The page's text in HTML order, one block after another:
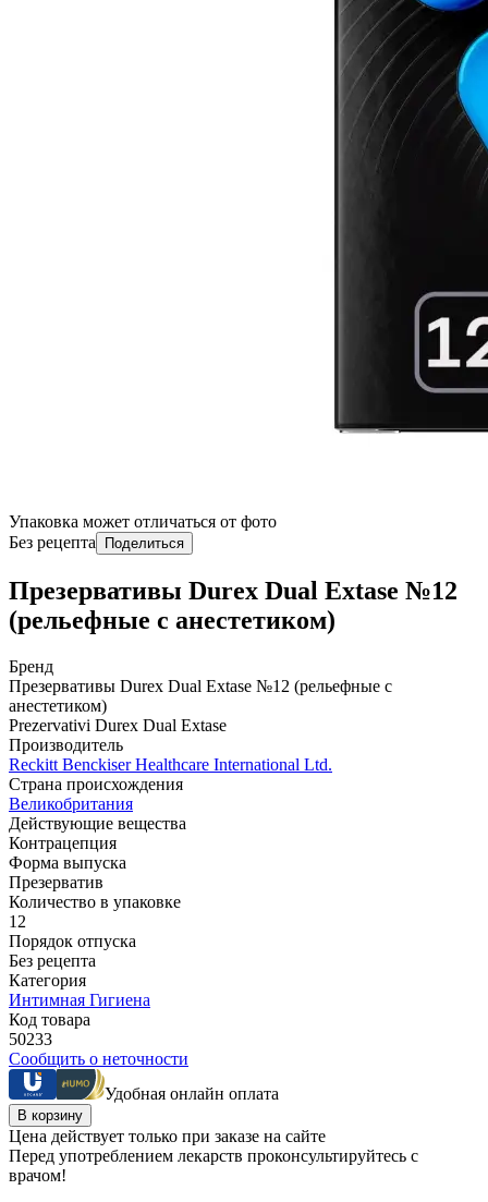
Упаковка может отличаться от фото
Без рецепта
Поделиться
Презервативы Durex Dual Extase №12
(рельефные с анестетиком)
Бренд
Презервативы Durex Dual Extase №12 (рельефные с
анестетиком)
Prezervativi Durex Dual Extase
Производитель
Reckitt Benckiser Healthcare International Ltd.
Страна происхождения
Великобритания
Действующие вещества
Контрацепция
Форма выпуска
Презерватив
Количество в упаковке
12
Порядок отпуска
Без рецепта
Категория
Интимная Гигиена
Код товара
50233
Сообщить о неточности
Удобная онлайн оплата
В корзину
Цена действует только при заказе на сайте
Перед употреблением лекарств проконсультируйтесь с
врачом!